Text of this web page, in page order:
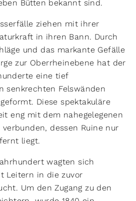
Bütten bekannt sind.
ziehen mit ihrer
in ihren Bann. Durch
und das markante Gefälle
zur Oberrheinebene hat der
eine tief
senkrechten Felswänden
Diese spektakuläre
eng mit dem nahegelegenen
dessen Ruine nur
liegt.
wagten sich
Leitern in die zuvor
Um den Zugang zu den